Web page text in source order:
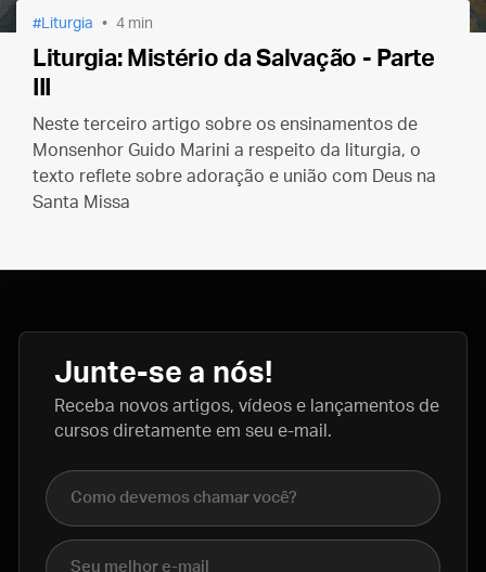
Liturgia 4 min
Liturgia: Mistério da Salvação - Parte
Neste terceiro artigo sobre os ensinamentos de
Monsenhor Guido Marini a respeito da liturgia, o
texto reflete sobre adoração e união com Deus na
Santa Missa
Junte-se a nós!
Receba novos artigos, vídeos e lançamentos de
cursos diretamente em seu e-mail.
Nome completo
E-mail